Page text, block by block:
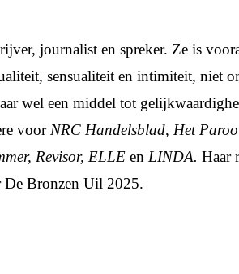
journalist en spreker. Ze is
sensualiteit en intimiteit, niet
wel een middel tot
voor NRC Handelsblad, Het
Revisor, ELLE en LINDA. Haar
De Bronzen Uil 2025.